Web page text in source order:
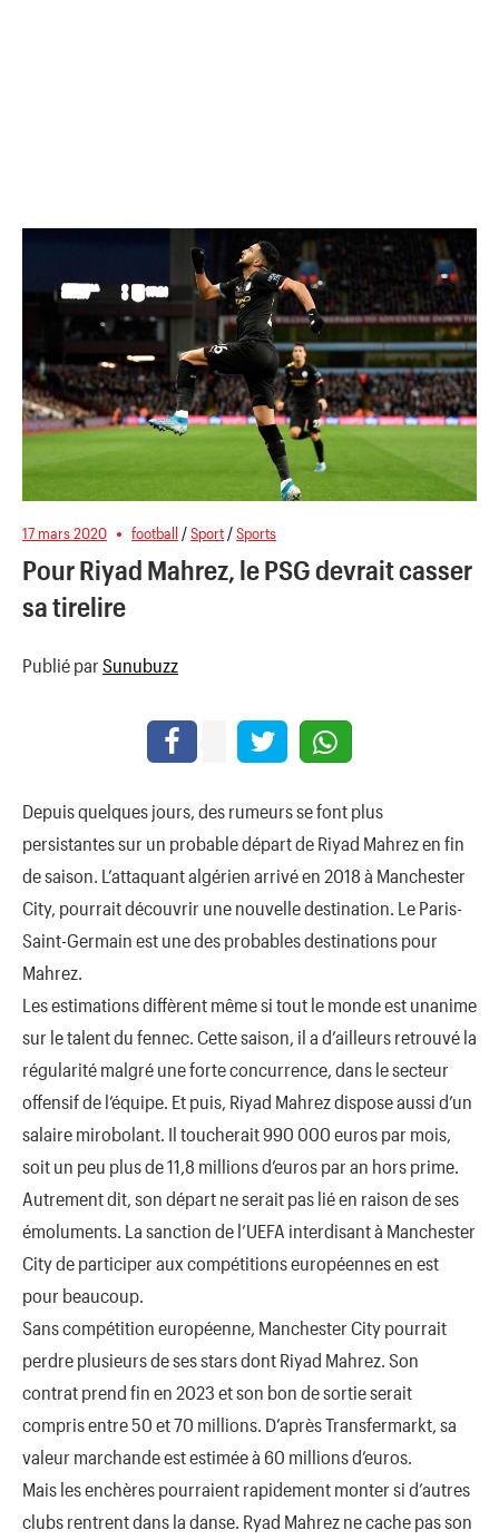
17 mars 2020 football /Sport /Sports
Pour Riyad Mahrez, le PSG devrait casser
sa tirelire
Publié par Sunubuzz
Depuis quelques jours, des rumeurs se font plus
persistantes sur un probable départ de Riyad Mahrez en fin
de saison. L’attaquant algérien arrivé en 2018 à Manchester
City, pourrait découvrir une nouvelle destination. Le Paris-
Saint-Germain est une des probables destinations pour
Mahrez.
Les estimations diffèrent même si tout le monde est unanime
sur le talent du fennec. Cette saison, il a d’ailleurs retrouvé la
régularité malgré une forte concurrence, dans le secteur
offensif de l’équipe. Et puis, Riyad Mahrez dispose aussi d’un
salaire mirobolant. Il toucherait 990 000 euros par mois,
soit un peu plus de 11,8 millions d’euros par an hors prime.
Autrement dit, son départ ne serait pas lié en raison de ses
émoluments. La sanction de l’UEFA interdisant à Manchester
City de participer aux compétitions européennes en est
pour beaucoup.
Sans compétition européenne, Manchester City pourrait
perdre plusieurs de ses stars dont Riyad Mahrez. Son
contrat prend fin en 2023 et son bon de sortie serait
compris entre 50 et 70 millions. D’après Transfermarkt, sa
valeur marchande est estimée à 60 millions d’euros.
Mais les enchères pourraient rapidement monter si d’autres
clubs rentrent dans la danse. Ryad Mahrez ne cache pas son